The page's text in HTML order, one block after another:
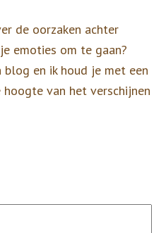
de oorzaken achter
emoties om te gaan?
en ik houd je met een
van het verschijnen